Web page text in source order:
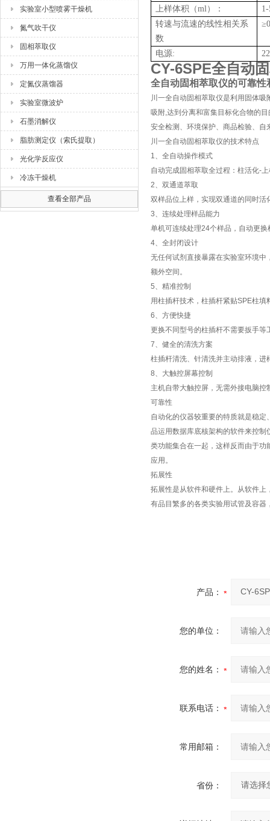
实验室小型喷雾干燥机
氮气吹干仪
固相萃取仪
万用一体化蒸馏仪
定氮仪蒸馏器
实验室微波炉
石墨消解仪
脂肪测定仪（索氏提取）
光化学反应仪
冷冻干燥机
查看全部产品
上样体积（ml）：
转速与流速的线性相关系
数
电源:
CY-6SPE全自动
全自动固相萃取仪的可靠性
川一全自动固相萃取仪是利用固体
吸附,达到分离和富集目标化合物的
安全检测、环境保护、商品检验、自
川一全自动固相萃取仪的技术特点
1、全自动操作模式
自动完成固相萃取全过程：柱活化-
2、双通道萃取
双样品位上样，实现双通道的同时
3、连续处理样品能力
单机可连续处理24个样品，自动更
4、全封闭设计
无任何试剂直接暴露在实验室环境
额外空间。
5、精准控制
用柱插杆技术，柱插杆紧贴SPE柱
6、方便快捷
更换不同型号的柱插杆不需要扳手等
7、健全的清洗方案
柱插杆清洗、针清洗并主动排液，进
8、大触控屏幕控制
主机自带大触控屏，无需外接电脑
可靠性
自动化的仪器较重要的特质就是稳
品运用数据库底核架构的软件来控
类功能集合在一起，这样反而由于
应用。
拓展性
拓展性是从软件和硬件上。从软件
有品目繁多的各类实验用试管及容
产品：
您的单位：
您的姓名：
联系电话：
常用邮箱：
省份：